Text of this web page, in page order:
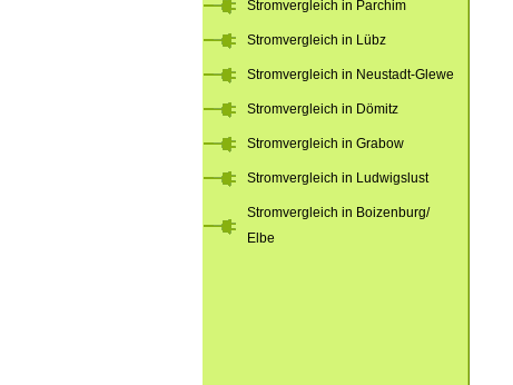
Stromvergleich in Parchim
Stromvergleich in Lübz
Stromvergleich in Neustadt-Glewe
Stromvergleich in Dömitz
Stromvergleich in Grabow
Stromvergleich in Ludwigslust
Stromvergleich in Boizenburg/
Elbe